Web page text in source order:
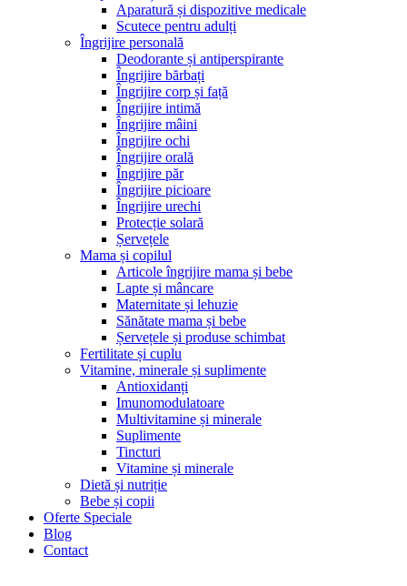
Aparatură și dispozitive medicale
Scutece pentru adulți
Îngrijire personală
Deodorante și antiperspirante
Îngrijire bărbați
Îngrijire corp și față
Îngrijire intimă
Îngrijire mâini
Îngrijire ochi
Îngrijire orală
Îngrijire păr
Îngrijire picioare
Îngrijire urechi
Protecție solară
Șervețele
Mama și copilul
Articole îngrijire mama și bebe
Lapte și mâncare
Maternitate și lehuzie
Sănătate mama și bebe
Șervețele și produse schimbat
Fertilitate și cuplu
Vitamine, minerale și suplimente
Antioxidanți
Imunomodulatoare
Multivitamine și minerale
Suplimente
Tincturi
Vitamine și minerale
Dietă și nutriție
Bebe și copii
Oferte Speciale
Blog
Contact